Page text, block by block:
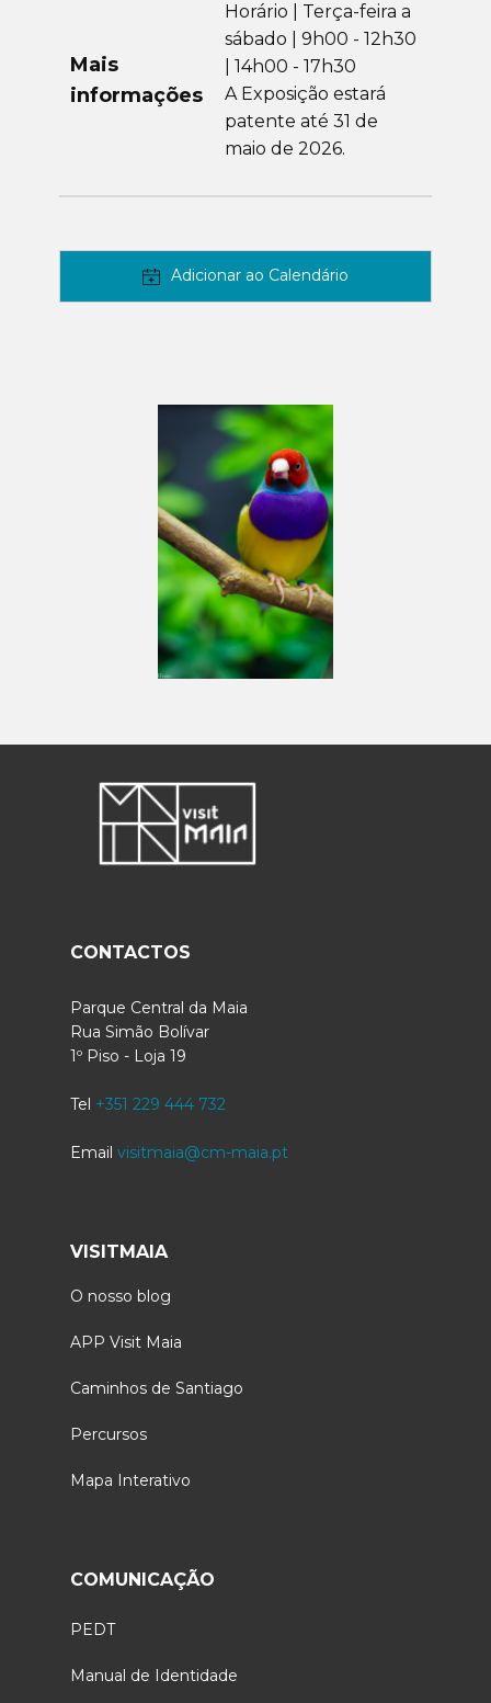
Mais
informações
Horário | Terça-feira a
sábado | 9h00 - 12h30
| 14h00 - 17h30
A Exposição estará
patente até 31 de
maio de 2026.
Adicionar ao Calendário
CONTACTOS
Parque Central da Maia
Rua Simão Bolívar
1º Piso - Loja 19
Tel +351 229 444 732
Email visitmaia@cm-maia.pt
VISITMAIA
O nosso blog
APP Visit Maia
Caminhos de Santiago
Percursos
Mapa Interativo
COMUNICAÇÃO
PEDT
Manual de Identidade